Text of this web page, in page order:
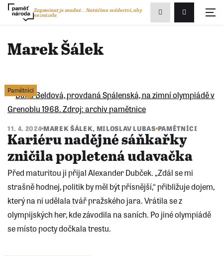
Přihlášení/
Zapomínat je snadné...Natáčíme svědectví, aby
nezmizela
Zobrazit
vyhledávání
Marek Šálek
Pamětníci
11. 4. 2024 MAREK ŠÁLEK, MILOSLAV LUBAS PAMĚTNÍCI
Kariéru nadějné sáňkařky
zničila popletená udavačka
Před maturitou ji přijal Alexander Dubček. „Zdál se mi
strašně hodnej, politik by měl být přísnější,“ přibližuje dojem,
který na ni udělala tvář pražského jara. Vrátila se z
olympijských her, kde závodila na saních. Po jiné olympiádě
se místo pocty dočkala trestu.